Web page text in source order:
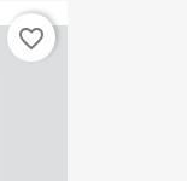
favorite_border